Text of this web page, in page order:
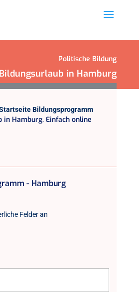
Politische Bildung
Bildungsurlaub in Hamburg
Bildungsprogramm
in Hamburg. Einfach online
- Hamburg
Felder an